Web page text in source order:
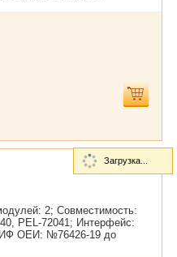
2; Совместимость:
PEL-72041; Интерфейс:
ОЕИ: №76426-19 до
Загрузка...